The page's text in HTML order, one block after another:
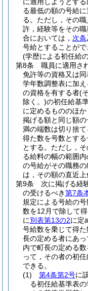
る最低の額の号給
る。 ただし，その
許，経験等をその
合においては， 次条
号給とすることがで
(学歴による初任給
第8条
職員に適用さ
免許等の資格又は
学年数調整表に加
の資格を有する者(
除く。)の初任給基
に定めるもののほ
掲げる額と同じ額
満の端数は切り捨て
得た数を号数とす
とする。 ただし，
る給料の幅の範囲
の号給がその職務
は，その額の直近
第9条
次に掲げる経
の受けるべき第7条
規定による号給の号
数を12月で除して
に別表第13の2に定
号給数を乗じて得
長の定める者にあ
内で町長の定める
って，その者の初
できる。
(1)
第4条第2号に
る初任給基準表